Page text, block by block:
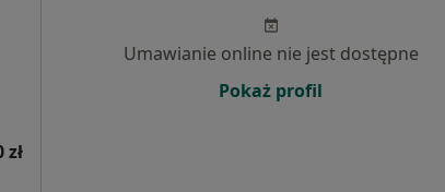
zł
Umawianie online nie jest dostępne
Pokaż profil